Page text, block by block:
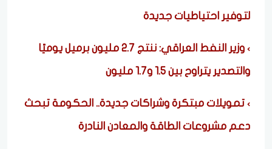
لتوفير احتياطيات جديدة
وزير النفط العراقي: ننتج 2.7 مليون برميل يوميًا
والتصدير يتراوح بين 1.5 و1.7 مليون
تمويلات مبتكرة وشراكات جديدة.. الحكومة تبحث
دعم مشروعات الطاقة والمعادن النادرة